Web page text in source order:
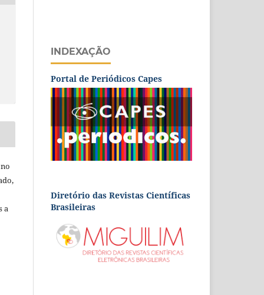
a
INDEXAÇÃO
Portal de Periódicos Capes
Diretório das Revistas Científicas
Brasileiras